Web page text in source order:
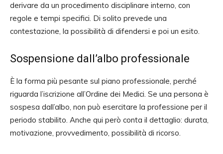
derivare da un procedimento disciplinare interno, con
regole e tempi specifici. Di solito prevede una
contestazione, la possibilità di difendersi e poi un esito.
Sospensione dall’albo professionale
È la forma più pesante sul piano professionale, perché
riguarda l’iscrizione all’Ordine dei Medici. Se una persona è
sospesa dall’albo, non può esercitare la professione per il
periodo stabilito. Anche qui però conta il dettaglio: durata,
motivazione, provvedimento, possibilità di ricorso.